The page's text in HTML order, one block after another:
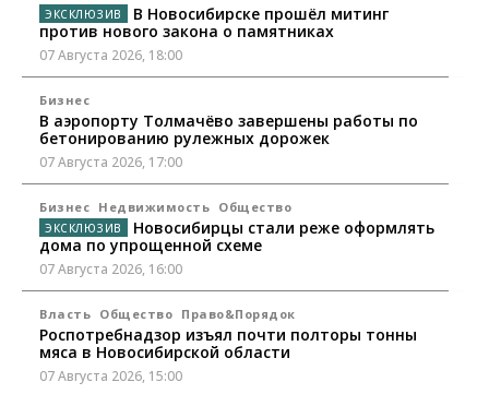
В Новосибирске прошёл митинг
против нового закона о памятниках
07 Августа 2026, 18:00
Бизнес
В аэропорту Толмачёво завершены работы по
бетонированию рулежных дорожек
07 Августа 2026, 17:00
Бизнес Недвижимость Общество
Новосибирцы стали реже оформлять
дома по упрощенной схеме
07 Августа 2026, 16:00
Власть Общество Право&Порядок
Роспотребнадзор изъял почти полторы тонны
мяса в Новосибирской области
07 Августа 2026, 15:00